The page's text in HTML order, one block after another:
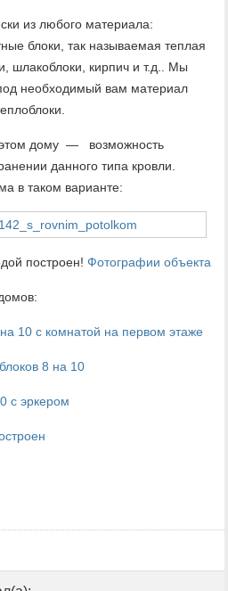
из любого материала:
блоки, так называемая теплая
шлакоблоки, кирпич и т.д.. Мы
необходимый вам материал
этом дому — возможность
данного типа кровли.
в таком варианте:
построен! Фотографии объекта
10 с комнатой на первом этаже
8 на 10
с эркером